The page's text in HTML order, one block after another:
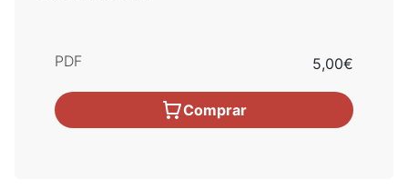
PDF 5,00€
Comprar